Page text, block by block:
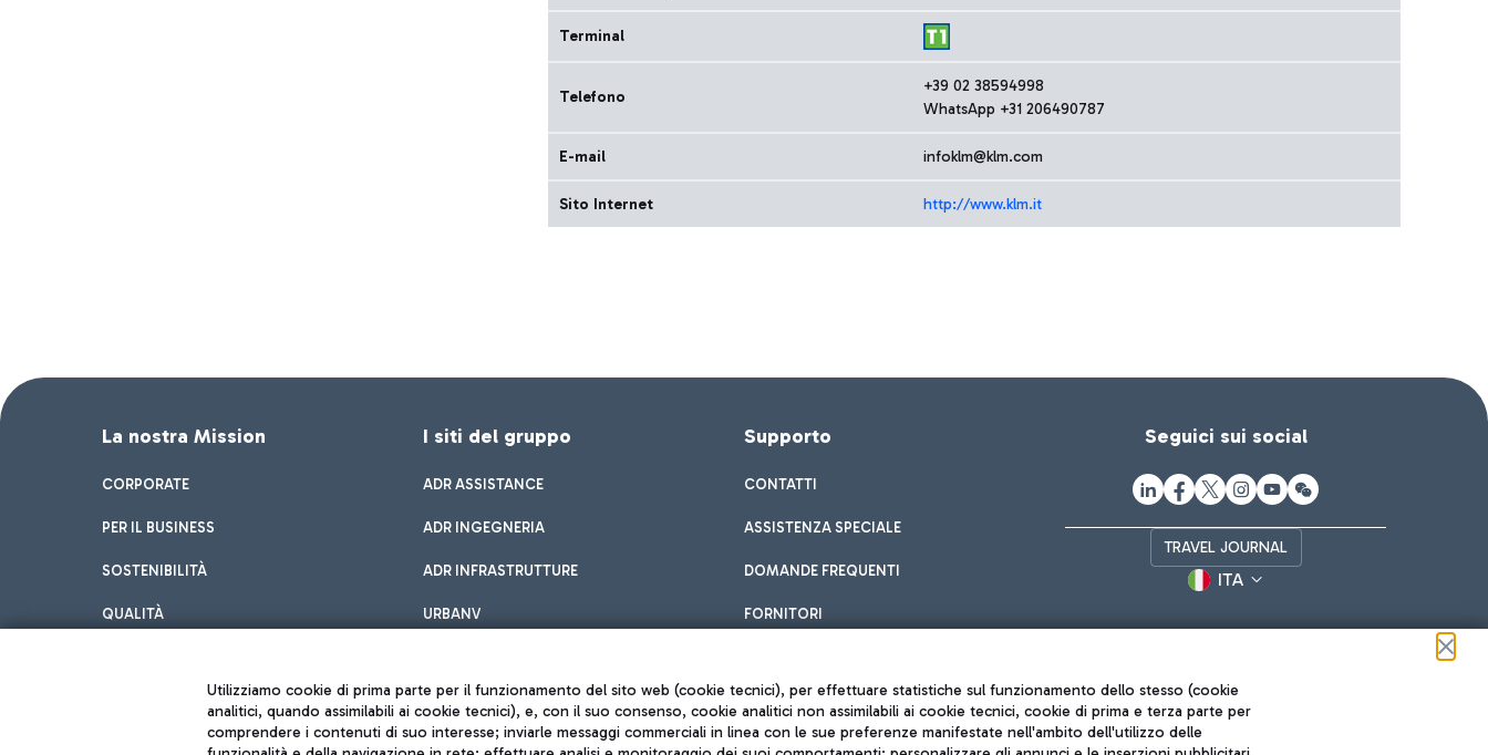
Terminal
Telefono
+39 02 38594998
WhatsApp +31 206490787
E-mail infoklm@klm.com
Sito Internet http://www.klm.it
La nostra Mission
CORPORATE
PER IL BUSINESS
SOSTENIBILITÀ
QUALITÀ
I siti del gruppo
ADR ASSISTANCE
ADR INGEGNERIA
ADR INFRASTRUTTURE
URBANV
Supporto
CONTATTI
ASSISTENZA SPECIALE
DOMANDE FREQUENTI
FORNITORI
Seguici sui social
TRAVEL JOURNAL
ITA
Utilizziamo cookie di prima parte per il funzionamento del sito web (cookie tecnici), per effettuare statistiche sul funzionamento dello stesso (cookie
analitici, quando assimilabili ai cookie tecnici), e, con il suo consenso, cookie analitici non assimilabili ai cookie tecnici, cookie di prima e terza parte per
comprendere i contenuti di suo interesse; inviarle messaggi commerciali in linea con le sue preferenze manifestate nell'ambito dell'utilizzo delle